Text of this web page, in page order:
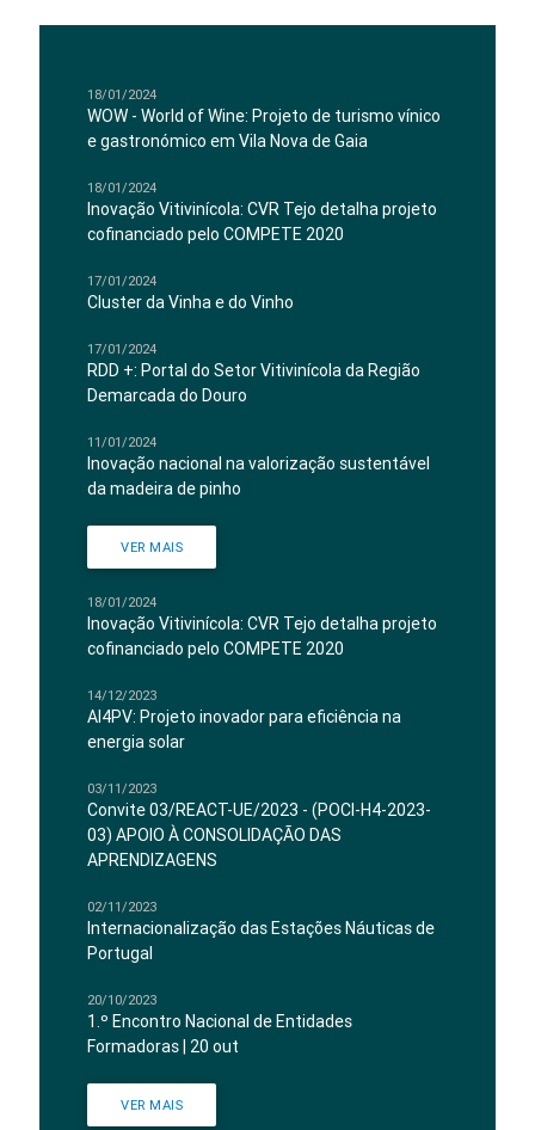
18/01/2024
WOW - World of Wine: Projeto de turismo vínico
e gastronómico em Vila Nova de Gaia
18/01/2024
Inovação Vitivinícola: CVR Tejo detalha projeto
cofinanciado pelo COMPETE 2020
17/01/2024
Cluster da Vinha e do Vinho
17/01/2024
RDD +: Portal do Setor Vitivinícola da Região
Demarcada do Douro
11/01/2024
Inovação nacional na valorização sustentável
da madeira de pinho
VER MAIS
18/01/2024
Inovação Vitivinícola: CVR Tejo detalha projeto
cofinanciado pelo COMPETE 2020
14/12/2023
AI4PV: Projeto inovador para eficiência na
energia solar
03/11/2023
Convite 03/REACT-UE/2023 - (POCI-H4-2023-
03) APOIO À CONSOLIDAÇÃO DAS
APRENDIZAGENS
02/11/2023
Internacionalização das Estações Náuticas de
Portugal
20/10/2023
1.º Encontro Nacional de Entidades
Formadoras | 20 out
VER MAIS